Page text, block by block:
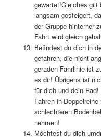
gewartet!Gleiches gilt
langsam gesteigert,
der Gruppe hinterher
Fahrt wird gleich
Befindest du dich in
gefahren, die nicht
geraden Fahrlinie ist
es dir! Übrigens ist
für dich und dein
Fahren in
schlechteren
nehmen!
Möchtest du dich